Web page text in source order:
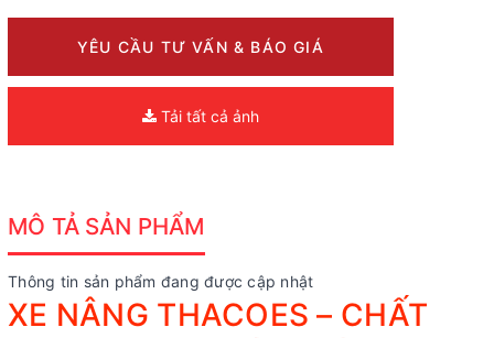
YÊU CẦU TƯ VẤN & BÁO GIÁ
Tải tất cả ảnh
MÔ TẢ SẢN PHẨM
Thông tin sản phẩm đang được cập nhật
XE NÂNG THACOES – CHẤT